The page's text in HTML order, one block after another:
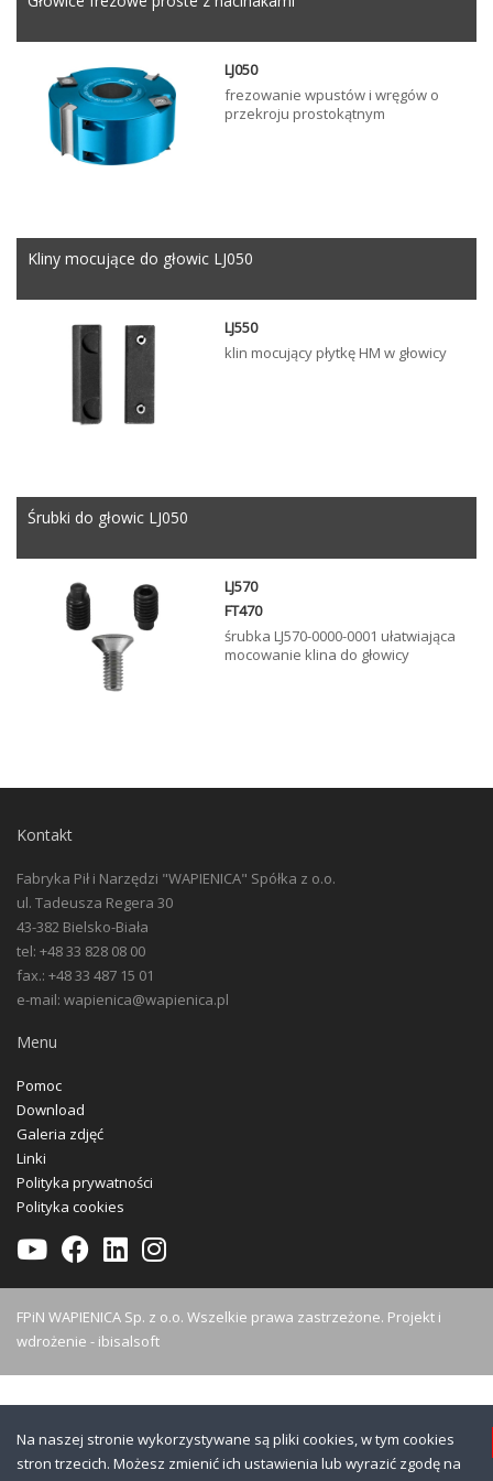
LJ050
frezowanie wpustów i wręgów o
przekroju prostokątnym
Kliny mocujące do głowic LJ050
LJ550
klin mocujący płytkę HM w głowicy
Śrubki do głowic LJ050
LJ570
FT470
śrubka LJ570-0000-0001 ułatwiająca
mocowanie klina do głowicy
Kontakt
Fabryka Pił i Narzędzi "WAPIENICA" Spółka z o.o.
ul. Tadeusza Regera 30
43-382 Bielsko-Biała
tel: +48 33 828 08 00
fax.: +48 33 487 15 01
e-mail: wapienica@wapienica.pl
Menu
Pomoc
Download
Galeria zdjęć
Linki
Polityka prywatności
Polityka cookies
FPiN WAPIENICA Sp. z o.o. Wszelkie prawa zastrzeżone. Projekt i
wdrożenie - ibisalsoft
Na naszej stronie wykorzystywane są pliki cookies, w tym cookies
stron trzecich. Możesz zmienić ich ustawienia lub wyrazić zgodę na